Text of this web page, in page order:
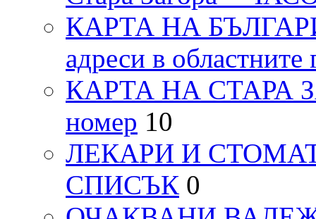
КАРТА НА
адреси в областните
КАРТА НА СТАРА
номер 10
ЛЕКАРИ И
СПИСЪК 0